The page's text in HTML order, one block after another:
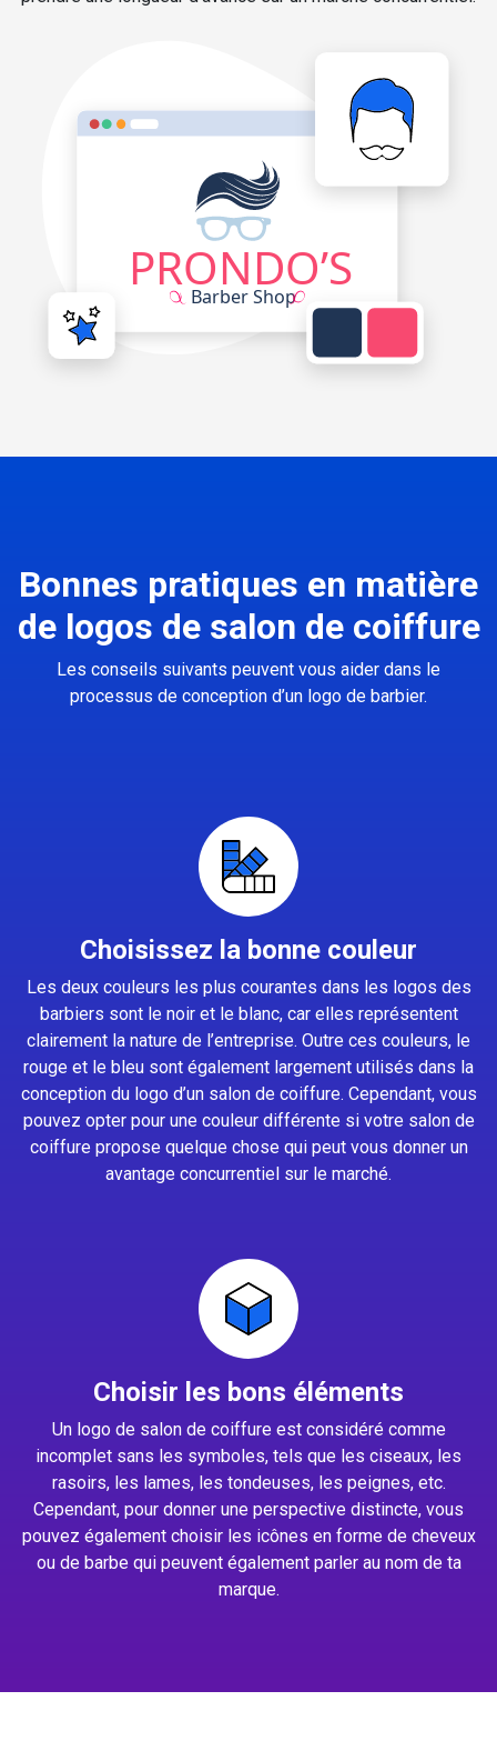
Bonnes pratiques en matière
de logos de salon de coiffure
Les conseils suivants peuvent vous aider dans le
processus de conception d’un logo de barbier.
Choisissez la bonne couleur
Les deux couleurs les plus courantes dans les logos des
barbiers sont le noir et le blanc, car elles représentent
clairement la nature de l’entreprise. Outre ces couleurs, le
rouge et le bleu sont également largement utilisés dans la
conception du logo d’un salon de coiffure. Cependant, vous
pouvez opter pour une couleur différente si votre salon de
coiffure propose quelque chose qui peut vous donner un
avantage concurrentiel sur le marché.
Choisir les bons éléments
Un logo de salon de coiffure est considéré comme
incomplet sans les symboles, tels que les ciseaux, les
rasoirs, les lames, les tondeuses, les peignes, etc.
Cependant, pour donner une perspective distincte, vous
pouvez également choisir les icônes en forme de cheveux
ou de barbe qui peuvent également parler au nom de ta
marque.